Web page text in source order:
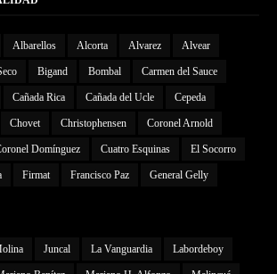
Albarellos Alcorta Alvarez Alvear
Bigand Bombal Carmen del Sauce
Cañada Rica Cañada del Ucle Cepeda
Chovet Christophensen Coronel Arnold
Domínguez Cuatro Esquinas El Socorro
Firmat Francisco Paz General Gelly
Juncal La Vanguardia Labordeboy